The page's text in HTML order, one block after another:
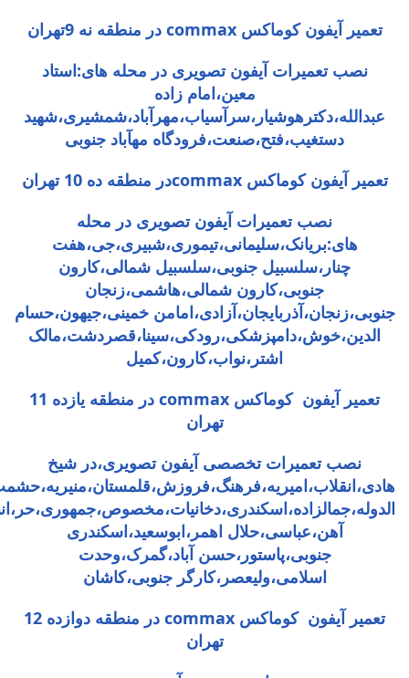
تعمیر آیفون کوماکس commax در منطقه نه 9تهران
نصب تعمیرات آیفون تصویری در محله های:استاد
معین،امام زاده
عبدالله،دکترهوشیار،سرآسیاب،مهرآباد،شمشیری،شهید
دستغیب،فتح،صنعت،فرودگاه مهآباد جنوبی
تعمیر آیفون کوماکس commaxدر منطقه ده 10 تهران
نصب تعمیرات آیفون تصویری در محله
های:بریانک،سلیمانی،تیموری،شبیری،جی،هفت
چنار،سلسبیل جنوبی،سلسبیل شمالی،کارون
جنوبی،کارون شمالی،هاشمی،زنجان
جنوبی،زنجان،آذربایجان،آزادی،امامن خمینی،جیهون،حسام
الدین،خوش،دامپزشکی،رودکی،سینا،قصردشت،مالک
اشتر،نواب،کارون،کمیل
تعمیر آیفون کوماکس commax در منطقه یازده 11
تهران
نصب تعمیرات تخصصی آیفون تصویری،در شیخ
آهن،عباسی،حلال اهمر،ابوسعید،اسکندری
جنوبی،پاستور،حسن آباد،گمرک،وحدت
اسلامی،ولیعصر،کارگر جنوبی،کاشان
تعمیر آیفون کوماکس commax در منطقه دوازده 12
تهران